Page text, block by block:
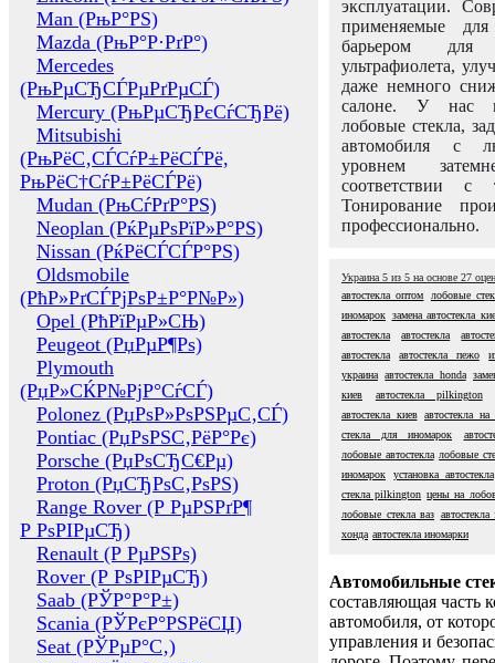
Man (РњР°РЅ)
Mazda (РњР°Р·РґР°)
Mercedes
(РњРµСЂСЃРµРґРµСЃ)
Mercury (РњРµСЂРєСѓСЂРё)
Mitsubishi
(РњРёС‚СЃСѓР±РёСЃРё,
РњРёС†СѓР±РёСЃРё)
Mudan (РњСѓРґР°РЅ)
Neoplan (РќРµРѕРїР»Р°РЅ)
Nissan (РќРёСЃСЃР°РЅ)
Oldsmobile
(РћР»РґСЃРјРѕР±Р°Р№Р»)
Opel (РћРїРµР»СЊ)
Peugeot (РџРµР¶Рѕ)
Plymouth
(РџР»СЌР№РјР°СѓСЃ)
Polonez (РџРѕР»РѕРЅРµС‚СЃ)
Pontiac (РџРѕРЅС‚РёР°Рє)
Porsche (РџРѕСЂС€Рµ)
Proton (РџСЂРѕС‚РѕРЅ)
Range Rover (Р РµРЅРґР¶
Р РѕРІРµСЂ)
Renault (Р РµРЅРѕ)
Rover (Р РѕРІРµСЂ)
Saab (РЎР°Р°Р±)
Scania (РЎРєР°РЅРёСЏ)
Seat (РЎРµР°С‚)
эксплуатации.
применяемые
барьером для
ультрафиолета,
даже немного
салоне. У нас
лобовые стекла,
автомобиля с
уровнем
соответствии с
Тонирование
профессионально.
Украина 5 из 5 на основе 27
автостекла оптом
лобовые
иномарок замена автостекла
автостекла
автостекла
автостекла
автостекла пежо
украина автостекла honda
киев
автостекла pilkington
автостекла киев автостекла на
стекла для иномарок
лобовые автостекла лобовые
иномарок
установка автостекла
стекла pilkington цены на
лобовые стекла ваз автостекла
хонда автостекла иномарки
Автомобильные
составляющая часть
автомобиля, от
управления и